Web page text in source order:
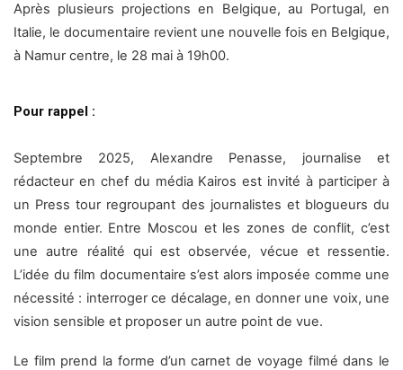
Après plusieurs projections en Belgique, au Portugal, en
Italie, le documentaire revient une nouvelle fois en Belgique,
à Namur centre, le 28 mai à 19h00.
Pour rappel :
Septembre 2025, Alexandre Penasse, journalise et
rédacteur en chef du média Kairos est invité à participer à
un Press tour regroupant des journalistes et blogueurs du
monde entier. Entre Moscou et les zones de conflit, c’est
une autre réalité qui est observée, vécue et ressentie.
L’idée du film documentaire s’est alors imposée comme une
nécessité : interroger ce décalage, en donner une voix, une
vision sensible et proposer un autre point de vue.
Le film prend la forme d’un carnet de voyage filmé dans le